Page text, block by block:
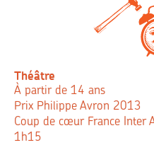
Théâtre
À partir de 14 ans
Prix Philippe Avron 2013
Coup de cœur France Inter
1h15